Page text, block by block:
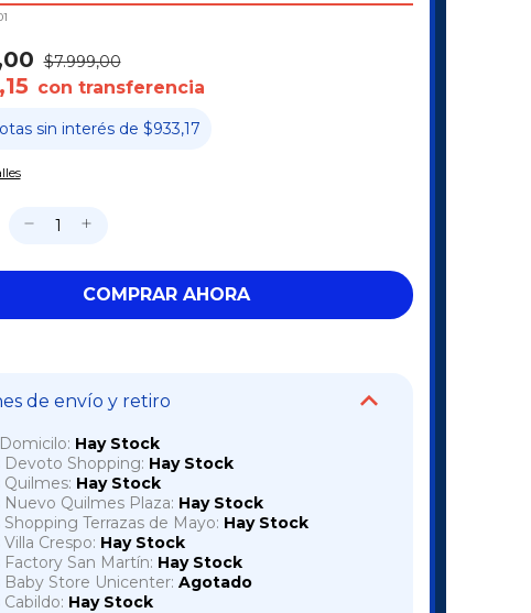
$7.999,00
con transferencia
sin interés de $933,17
de envío y retiro
Hay Stock
Devoto Shopping: Hay Stock
Quilmes: Hay Stock
Nuevo Quilmes Plaza: Hay Stock
Shopping Terrazas de Mayo: Hay Stock
Crespo: Hay Stock
Factory San Martín: Hay Stock
Baby Store Unicenter: Agotado
Hay Stock